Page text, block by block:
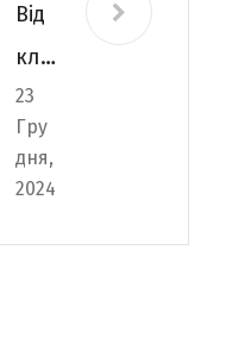
Від
кла
сик
до
23
Гру
дня,
2024